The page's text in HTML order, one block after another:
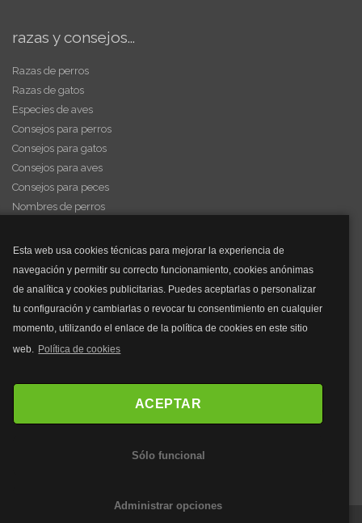
Esta web usa cookies técnicas para mejorar la experiencia de
navegación y permitir su correcto funcionamiento, cookies anónimas
de analítica y cookies publicitarias. Puedes aceptarlas o personalizar
tu configuración y cambiarlas o revocar tu consentimiento en cualquier
momento, utilizando el enlace de la política de cookies en este sitio
web. Política de cookies
ACEPTAR
Sólo funcional
Administrar opciones
razas y consejos...
Razas de perros
Razas de gatos
Especies de aves
Consejos para perros
Consejos para gatos
Consejos para aves
Consejos para peces
Nombres de perros
y mucho más...